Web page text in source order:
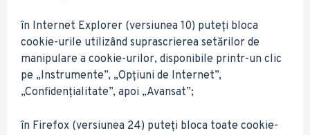
în Internet Explorer (versiunea 10) puteți bloca
cookie-urile utilizând suprascrierea setărilor de
manipulare a cookie-urilor, disponibile printr-un clic
pe „Instrumente”, „Opțiuni de Internet”,
„Confidențialitate”, apoi „Avansat”;
în Firefox (versiunea 24) puteți bloca toate cookie-